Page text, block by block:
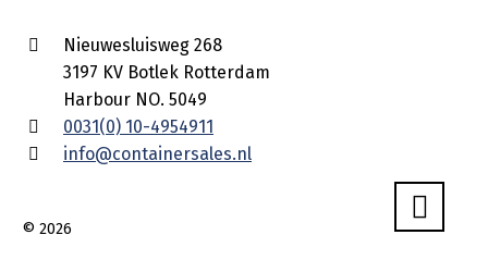
Nieuwesluisweg 268
3197 KV Botlek Rotterdam
Harbour NO. 5049
0031(0) 10-4954911
info@containersales.nl
© 2026